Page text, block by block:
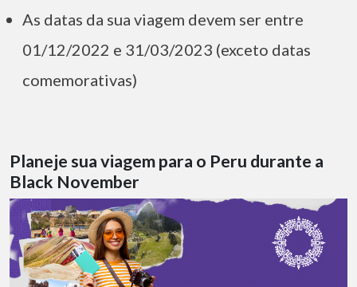
As datas da sua viagem devem ser entre
01/12/2022 e 31/03/2023 (exceto datas
comemorativas)
Planeje sua viagem para o Peru durante a
Black November